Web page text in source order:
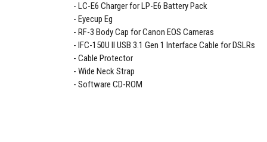
LC-E6 Charger for LP-E6 Battery Pack
Eyecup Eg
RF-3 Body Cap for Canon EOS Cameras
IFC-150U II USB 3.1 Gen 1 Interface Cable for DSLRs
Cable Protector
Wide Neck Strap
Software CD-ROM